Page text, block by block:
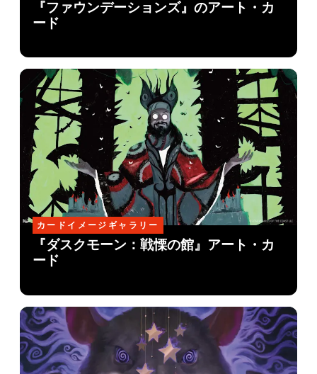
『ファウンデーションズ』のアート・カ
ード
カードイメージギャラリー
『ダスクモーン：戦慄の館』アート・カ
ード